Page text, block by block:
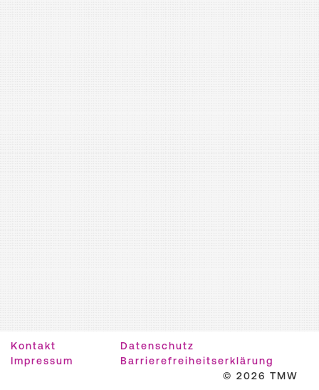
Kontakt
Datenschutz
Impressum
Barrierefreiheitserklärung
© 2026 TMW